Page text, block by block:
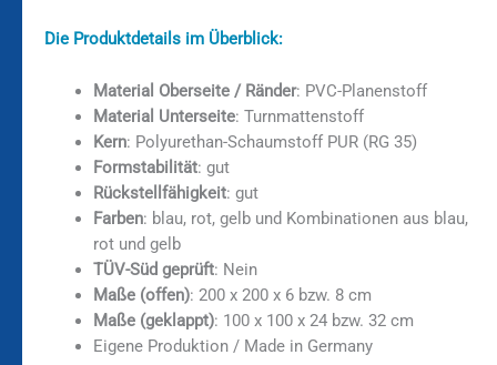
Die Produktdetails im Überblick:
Material Oberseite / Ränder: PVC-Planenstoff
Material Unterseite: Turnmattenstoff
Kern: Polyurethan-Schaumstoff PUR (RG 35)
Formstabilität: gut
Rückstellfähigkeit: gut
Farben: blau, rot, gelb und Kombinationen aus blau,
rot und gelb
TÜV-Süd geprüft: Nein
Maße (offen): 200 x 200 x 6 bzw. 8 cm
Maße (geklappt): 100 x 100 x 24 bzw. 32 cm
Eigene Produktion / Made in Germany